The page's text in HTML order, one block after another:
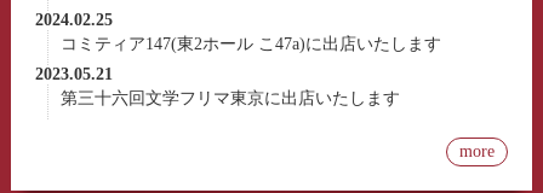
2024.02.25
コミティア147(東2ホール こ47a)に出店いたします
2023.05.21
第三十六回文学フリマ東京に出店いたします
more